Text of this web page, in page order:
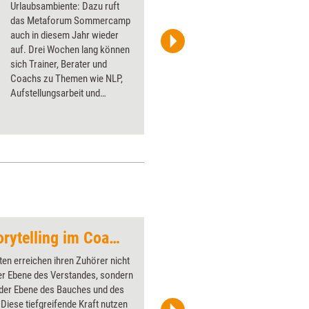
Urlaubsambiente: Dazu ruft
das Metaforum Sommercamp
auch in diesem Jahr wieder
auf. Drei Wochen lang können
sich Trainer, Berater und
Coachs zu Themen wie NLP,
Aufstellungsarbeit und
chriskuddl, Zweisam/photocase.com
Mitten ins Herz - Storytelling im Coaching
erreichen ihren Zuhörer nicht
Ebene des Verstandes, sondern
Ebene des Bauches und des
tiefgreifende Kraft nutzen